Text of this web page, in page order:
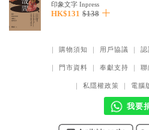
教會歷史
教會事工
社會／倫理
印象文字 Inpress
HK$131 $138
｜ 購物須知 ｜ 用戶協議 ｜ 認
｜ 門市資料 ｜ 奉獻支持 ｜ 聯
｜ 私隱權政策 ｜ 電腦
我要